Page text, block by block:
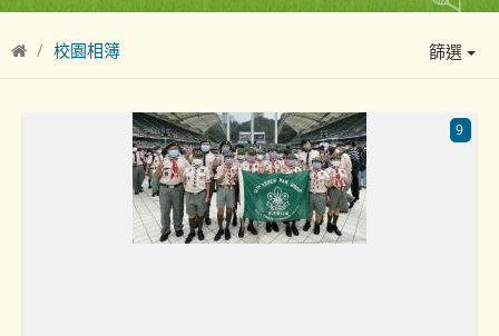
校園相簿 篩選
9